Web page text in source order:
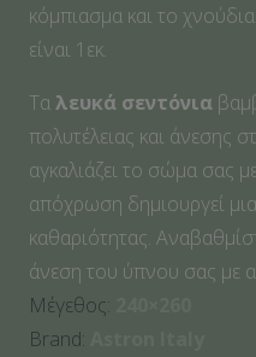
κόμπιασμα και το
είναι 1εκ.
Ταλευκά σεντόνια
πολυτέλειας και άνεσης
αγκαλιάζει το σώμα σας
απόχρωση δημιουργεί
καθαριότητας.
άνεση του ύπνου σας με
Μέγεθος:
Brand: